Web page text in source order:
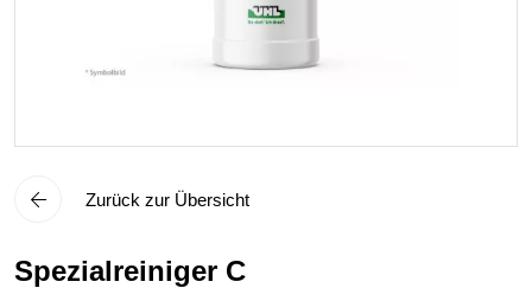
Zurück zur Übersicht
Spezialreiniger C